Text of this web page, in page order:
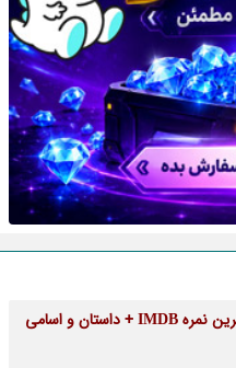
بهترین سریال دنیا با بالاترین نمره IMDB + داستان و اسامی